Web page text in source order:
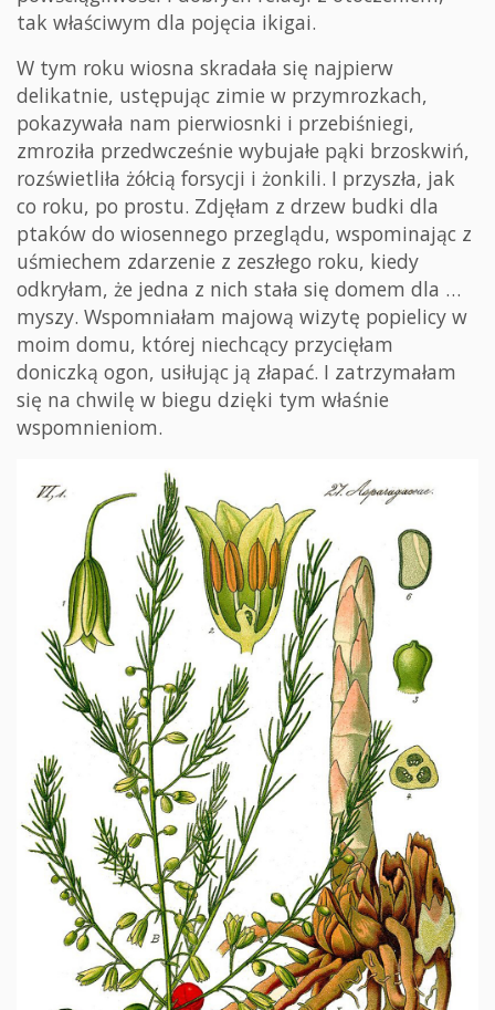
tak właściwym dla pojęcia ikigai.
W tym roku wiosna skradała się najpierw
delikatnie, ustępując zimie w przymrozkach,
pokazywała nam pierwiosnki i przebiśniegi,
zmroziła przedwcześnie wybujałe pąki brzoskwiń,
rozświetliła żółcią forsycji i żonkili. I przyszła, jak
co roku, po prostu. Zdjęłam z drzew budki dla
ptaków do wiosennego przeglądu, wspominając z
uśmiechem zdarzenie z zeszłego roku, kiedy
odkryłam, że jedna z nich stała się domem dla …
myszy. Wspomniałam majową wizytę popielicy w
moim domu, której niechcący przycięłam
doniczką ogon, usiłując ją złapać. I zatrzymałam
się na chwilę w biegu dzięki tym właśnie
wspomnieniom.